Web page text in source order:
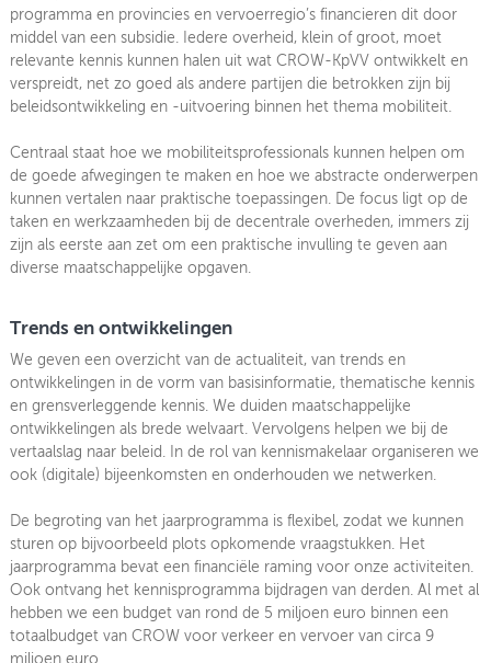
Maart
Februari
Januari
programma en provincies en vervoerregio’s financieren dit door
middel van een subsidie. Iedere overheid, klein of groot, moet
relevante kennis kunnen halen uit wat CROW-KpVV ontwikkelt en
verspreidt, net zo goed als andere partijen die betrokken zijn bij
beleidsontwikke­ling en -uitvoering binnen het thema mobiliteit.
Centraal staat hoe we mobiliteitsprofessionals kunnen helpen om
de goede afwegingen te maken en hoe we abstracte onderwerpen
kunnen vertalen naar praktische toepassingen. De focus ligt op de
taken en werkzaamheden bij de decentrale overheden, immers zij
zijn als eerste aan zet om een praktische invulling te geven aan
diverse maatschappelijke opgaven.
Trends en ontwikkelingen
We geven een overzicht van de actualiteit, van trends en
ontwikkelin­gen in de vorm van basisinformatie, thematische kennis
en grensverleggende kennis. We duiden maatschappelijke
ontwikkelingen als brede welvaart. Vervolgens helpen we bij de
vertaalslag naar beleid. In de rol van kennismakelaar organiseren we
ook (digitale) bijeenkomsten en onderhouden we netwerken.
De begroting van het jaarprogramma is flexibel, zodat we kunnen
sturen op bijvoorbeeld plots opkomende vraagstukken. Het
jaarprogramma bevat een financiële raming voor onze activiteiten.
Ook ontvang het kennisprogramma bijdragen van derden. Al met al
hebben we een budget van rond de 5 miljoen euro binnen een
totaalbudget van CROW voor verkeer en vervoer van circa 9
miljoen euro.